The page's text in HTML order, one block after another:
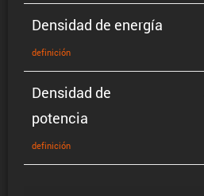
Densidad de energía
defini­ción
Densidad de
potencia
defini­ción